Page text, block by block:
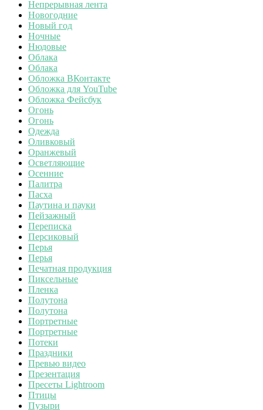
Непрерывная лента
Новогодние
Новый год
Ночные
Нюдовые
Облака
Облака
Обложка ВКонтакте
Обложка для YouTube
Обложка Фейсбук
Огонь
Огонь
Одежда
Оливковый
Оранжевый
Осветляющие
Осенние
Палитра
Пасха
Паутина и пауки
Пейзажный
Переписка
Персиковый
Перья
Перья
Печатная продукция
Пиксельные
Пленка
Полутона
Полутона
Портретные
Портретные
Потеки
Праздники
Превью видео
Презентация
Пресеты Lightroom
Птицы
Пузыри